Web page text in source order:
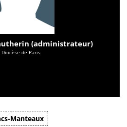
(administrateur)
de Paris
Manteaux